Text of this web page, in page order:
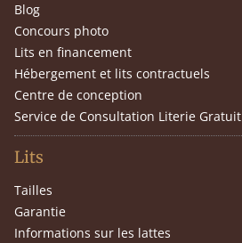
Blog
Concours photo
Lits en financement
Hébergement et lits contractuels
Centre de conception
Service de Consultation Literie Gratuit
Lits
Tailles
Garantie
Informations sur les lattes